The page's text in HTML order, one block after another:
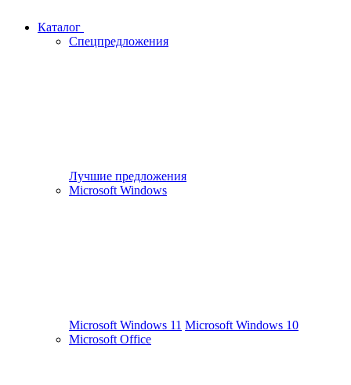
Каталог
Спецпредложения
Лучшие предложения
Microsoft Windows
Microsoft Windows 11 Microsoft Windows 10
Microsoft Office